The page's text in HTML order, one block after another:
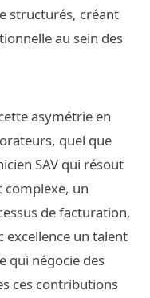
structurés, créant
au sein des
asymétrie en
quel que
SAV qui résout
un
de facturation,
excellence un talent
qui négocie des
ces contributions